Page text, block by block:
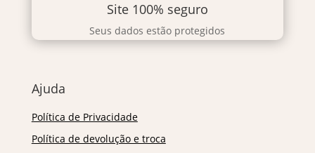
Site 100% seguro
Seus dados estão protegidos
Ajuda
Política de Privacidade
Política de devolução e troca